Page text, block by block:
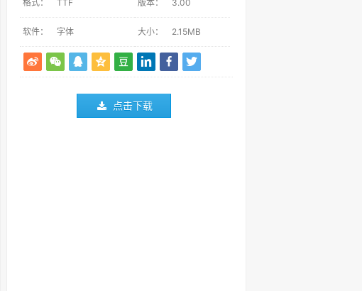
格式： TTF 版本： 3.00
软件： 字体 大小： 2.15MB
点击下载